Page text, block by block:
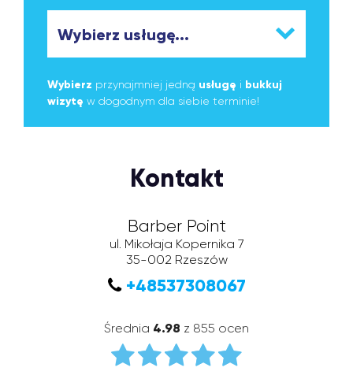
Wybierz przynajmniej jedną usługę i bukkuj
wizytę w dogodnym dla siebie terminie!
Kontakt
Barber Point
ul. Mikołaja Kopernika 7
35-002 Rzeszów
+48537308067
Średnia 4.98 z 855 ocen